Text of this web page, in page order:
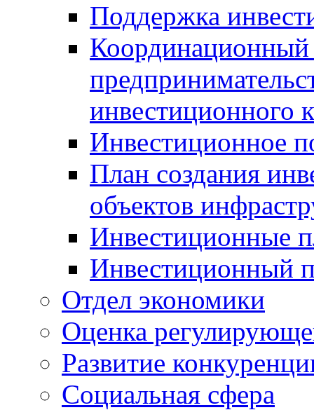
Поддержка
Координационный
инвестиционного
Инвестиционное
План создания
объектов
Инвестиционные
Инвестиционный
Отдел экономики
Оценка
Развитие
Социальная сфера